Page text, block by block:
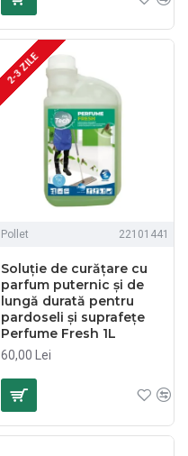
2-3 ZILE
Pollet 22101441
Soluție de curățare cu
parfum puternic și de
lungă durată pentru
pardoseli și suprafețe
Perfume Fresh 1L
60,00 Lei